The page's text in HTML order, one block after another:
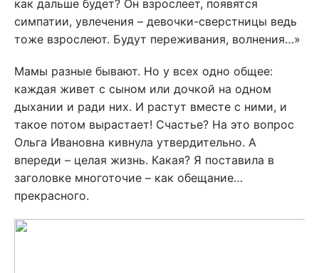
как дальше будет? Он взрослеет, появятся
симпатии, увлечения – девочки-сверстницы ведь
тоже взрослеют. Будут переживания, волнения…»
Мамы разные бывают. Но у всех одно общее:
каждая живет с сыном или дочкой на одном
дыхании и ради них. И растут вместе с ними, и
такое потом вырастает! Счастье? На это вопрос
Ольга Ивановна кивнула утвердительно. А
впереди – целая жизнь. Какая? Я поставила в
заголовке многоточие – как обещание…
прекрасного.